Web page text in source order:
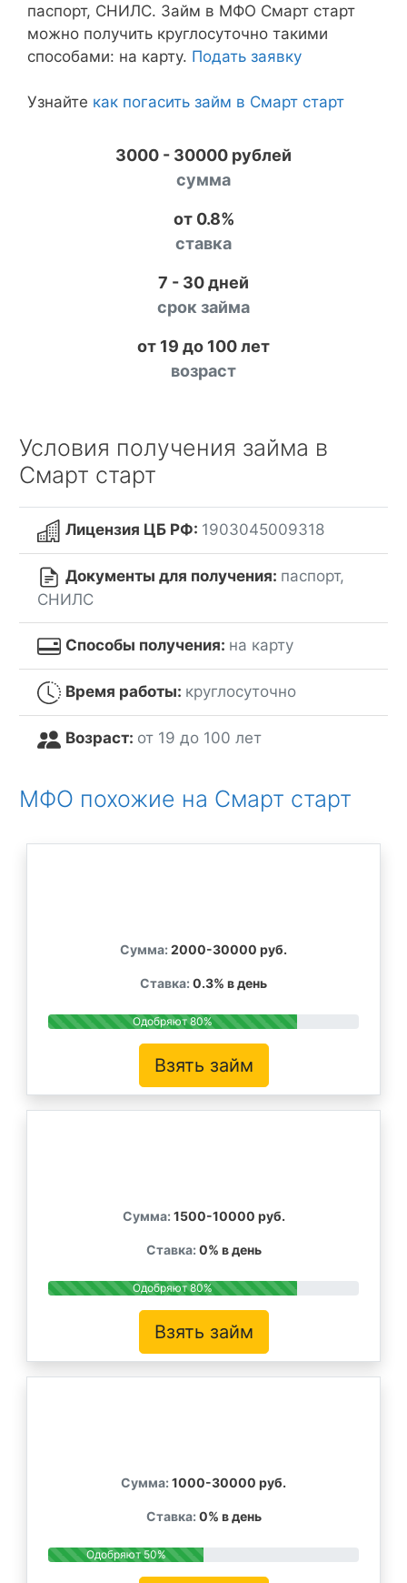
паспорт, СНИЛС. Займ в МФО Смарт старт
можно получить круглосуточно такими
способами: на карту. Подать заявку
Узнайте как погасить займ в Смарт старт
3000 - 30000 рублей
сумма
от 0.8%
ставка
7 - 30 дней
срок займа
от 19 до 100 лет
возраст
Условия получения займа в
Смарт старт
Лицензия ЦБ РФ: 1903045009318
Документы для получения: паспорт,
СНИЛС
Способы получения: на карту
Время работы: круглосуточно
Возраст: от 19 до 100 лет
МФО похожие на Смарт старт
Сумма: 2000-30000 руб.
Ставка: 0.3% в день
Одобряют 80%
Взять займ
Сумма: 1500-10000 руб.
Ставка: 0% в день
Одобряют 80%
Взять займ
Сумма: 1000-30000 руб.
Ставка: 0% в день
Одобряют 50%